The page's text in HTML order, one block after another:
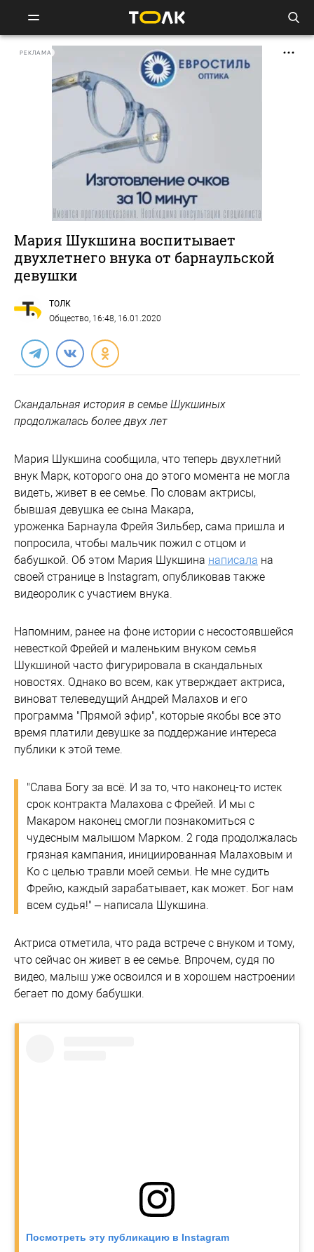
РЕКЛАМА
Мария Шукшина воспитывает
двухлетнего внука от барнаульской
девушки
ТОЛК
Общество, 16:48, 16.01.2020
Скандальная история в семье Шукшиных
продолжалась более двух лет
Мария Шукшина сообщила, что теперь двухлетний
внук Марк, которого она до этого момента не могла
видеть, живет в ее семье. По словам актрисы,
бывшая девушка ее сына Макара,
уроженка Барнаула Фрейя Зильбер, сама пришла и
попросила, чтобы мальчик пожил с отцом и
бабушкой. Об этом Мария Шукшина написала на
своей странице в Instagram, опубликовав также
видеоролик с участием внука.
Напомним, ранее на фоне истории с несостоявшейся
невесткой Фрейей и маленьким внуком семья
Шукшиной часто фигурировала в скандальных
новостях. Однако во всем, как утверждает актриса,
виноват телеведущий Андрей Малахов и его
программа "Прямой эфир", которые якобы все это
время платили девушке за поддержание интереса
публики к этой теме.
"Слава Богу за всё. И за то, что наконец-то истек
срок контракта Малахова с Фрейей. И мы с
Макаром наконец смогли познакомиться с
чудесным малышом Марком. 2 года продолжалась
грязная кампания, инициированная Малаховым и
Ко с целью травли моей семьи. Не мне судить
Фрейю, каждый зарабатывает, как может. Бог нам
всем судья!" – написала Шукшина.
Актриса отметила, что рада встрече с внуком и тому,
что сейчас он живет в ее семье. Впрочем, судя по
видео, малыш уже освоился и в хорошем настроении
бегает по дому бабушки.
Посмотреть эту публикацию в Instagram